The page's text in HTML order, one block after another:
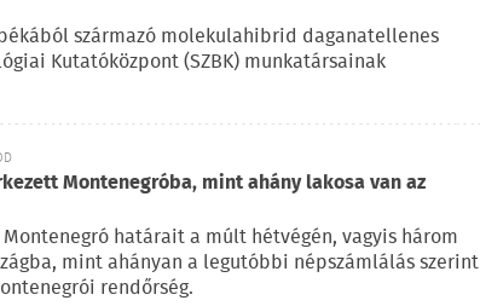
származó molekulahibrid daganatellenes
Kutatóközpont (SZBK) munkatársainak
Montenegróba, mint ahány lakosa van az
határait a múlt hétvégén, vagyis három
mint ahányan a legutóbbi népszámlálás szerint
rendőrség.